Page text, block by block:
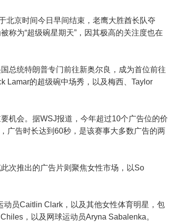
北京时间今日早间结束，老鹰大胜酋长队夺
称为“超级碗星期天”，因其极高的关注度也在
总统特朗普专门前往新奥尔良，成为首位前往
Lamar的超级碗中场秀，以及梅西、Taylor
机会。据WSJ报道，今年超过10个广告位的价
广告时长达到60秒，是该赛事大多数广告的两
次推出的广告片则聚焦女性市场，以So
员Caitlin Clark，以及其他女性体育明星，包
，以及网球运动员Aryna Sabalenka。